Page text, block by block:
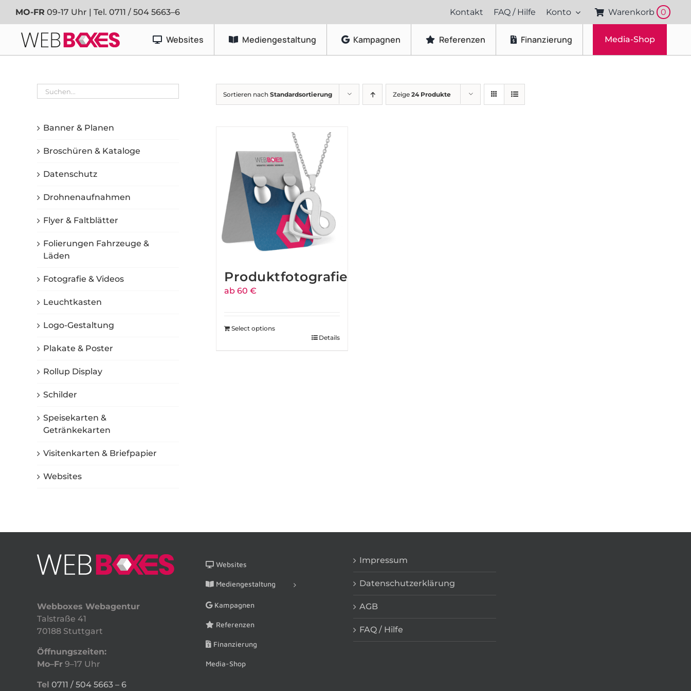
Inhalt
springen
MO-FR 09-17 Uhr | Tel. 0711 / 504 5663–6 Kontakt FAQ / Hilfe Konto Warenkorb 0
Websites Mediengestaltung
Werbetechnik
Fahrzeugfolierung
Grafikdesign
Logo-Gestaltung
Flyer & Faltblätter
Broschüren & Kataloge
Speisekarten & Getränkekarten
Plakate & Poster
Fotos & Videos
Produktfotografie
Kampagnen Referenzen Finanzierung Media-Shop
Sortieren nach Standardsortierung Zeige 24 Produkte
Produktfotografie
ab 60 €
Select options
Details
Banner & Planen
Broschüren & Kataloge
Datenschutz
Drohnenaufnahmen
Flyer & Faltblätter
Folierungen Fahrzeuge &
Läden
Fotografie & Videos
Leuchtkasten
Logo-Gestaltung
Plakate & Poster
Rollup Display
Schilder
Speisekarten &
Getränkekarten
Visitenkarten & Briefpapier
Websites
Webboxes Webagentur
Talstraße 41
70188 Stuttgart
Öffnungszeiten:
Mo–Fr 9–17 Uhr
Tel 0711 / 504 5663 – 6
Websites
Mediengestaltung
Kampagnen
Referenzen
Finanzierung
Media-Shop
Impressum
Datenschutzerklärung
AGB
FAQ / Hilfe